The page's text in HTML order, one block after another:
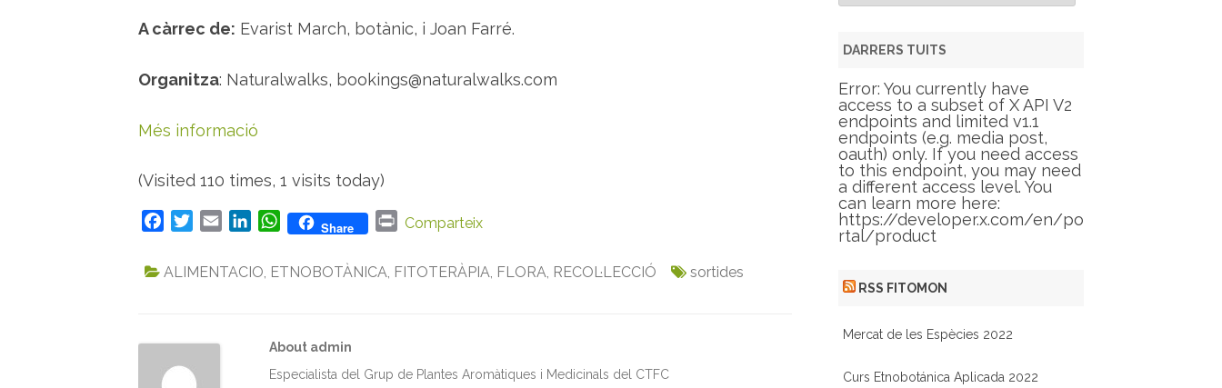
A càrrec de: Evarist March, botànic, i Joan Farré.
Organitza: Naturalwalks, bookings@naturalwalks.com
Més informació
(Visited 110 times, 1 visits today)
c
k
a
n
W
a
p
p
Share
P
i
Comparteix
ALIMENTACIO, ETNOBOTÀNICA, FITOTERÀPIA, FLORA, RECOL·LECCIÓ sortides
About admin
Especialista del Grup de Plantes Aromàtiques i Medicinals del CTFC
g
r
i
e
s
DARRERS TUITS
Error: You currently have
access to a subset of X API V2
endpoints and limited v1.1
endpoints (e.g. media post,
oauth) only. If you need access
to this endpoint, you may need
a different access level. You
can learn more here:
https://developer.x.com/en/po
rtal/product
RSS FITOMON
Mercat de les Espècies 2022
Curs Etnobotánica Aplicada 2022